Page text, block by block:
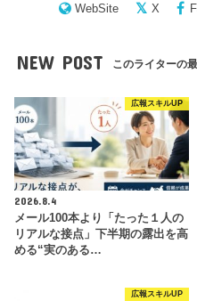
WebSite X
NEW POST このライターの
広報スキルUP
2026.8.4
メール100本より「たった１人の
リアルな接点」下半期の露出を高
める“実のある…
広報スキルUP